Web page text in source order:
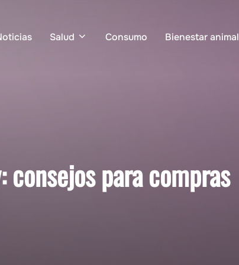
Salud Consumo Bienestar animal
consejos para compras